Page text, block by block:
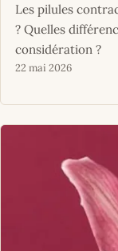
Les pilules
? Quelles
considération ?
22 mai 2026